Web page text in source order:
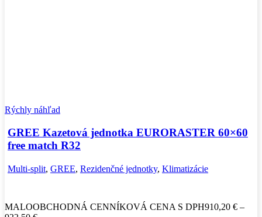
Rýchly náhľad
GREE Kazetová jednotka EURORASTER 60×60
free match R32
Multi-split, GREE, Rezidenčné jednotky, Klimatizácie
MALOOBCHODNÁ CENNÍKOVÁ CENA S DPH910,20 € –